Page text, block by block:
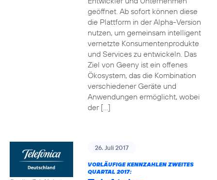
geöffnet. Ab sofort können diese
die Plattform in der Alpha-Version
nutzen, um gemeinsam intelligent
vernetzte Konsumentenprodukte
und Services zu entwickeln. Das
Ziel von Geeny ist ein offenes
Ökosystem, das die Kombination
verschiedener Geräte und
Anwendungen ermöglicht, wobei
der […]
26. Juli 2017
VORLÄUFIGE KENNZAHLEN ZWEITES
QUARTAL 2017: